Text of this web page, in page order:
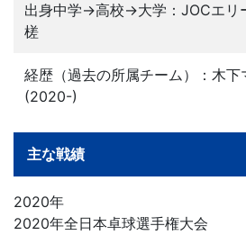
出身中学→高校→大学：JOCエリ
槎
経歴（過去の所属チーム）：木下
(2020-)
主な戦績
2020年
2020年全日本卓球選手権大会